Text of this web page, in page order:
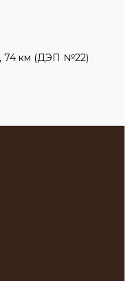
74 км (ДЭП №22)